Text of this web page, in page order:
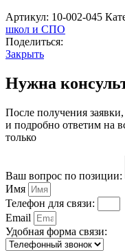
Артикул: 10-002-045
школ и СПО
Поделиться:
Закрыть
Нужна
После получения
и подробно ответим на
только
Ваш вопрос по позиции:
Имя
Телефон для связи:
Email
Удобная форма связи: